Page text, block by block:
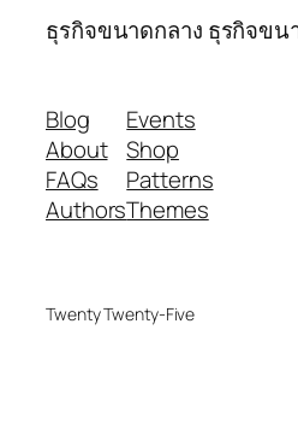
ธุรกิจขนาดกลาง ธุรกิจขน
Blog
About
FAQs
Authors
Events
Shop
Patterns
Themes
Twenty Twenty-Five